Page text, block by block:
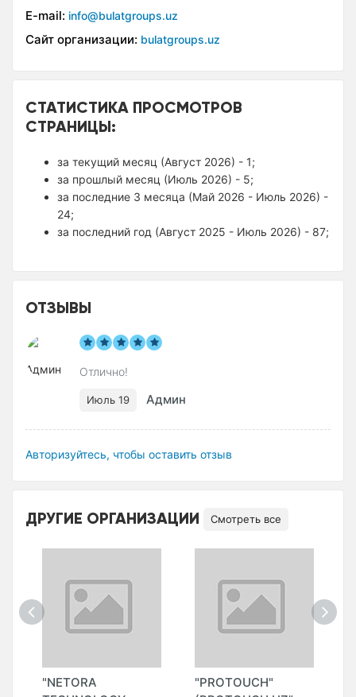
E-mail: info@bulatgroups.uz
Сайт организации: bulatgroups.uz
СТАТИСТИКА ПРОСМОТРОВ
СТРАНИЦЫ:
за текущий месяц (Август 2026) - 1;
за прошлый месяц (Июль 2026) - 5;
за последние 3 месяца (Май 2026 - Июль 2026) -
24;
за последний год (Август 2025 - Июль 2026) - 87;
ОТЗЫВЫ
Отлично!
Июль 19 Админ
Авторизуйтесь, чтобы оставить отзыв
ДРУГИЕ ОРГАНИЗАЦИИ Смотреть все
"NETORA
"PROTOUCH"